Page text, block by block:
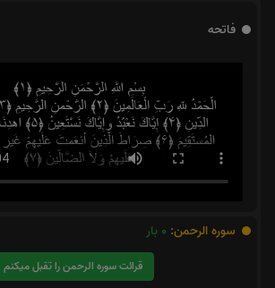
فاتحه
سوره الرحمن: 0 بار
قرائت سوره الرحمن را تقبل میکنم